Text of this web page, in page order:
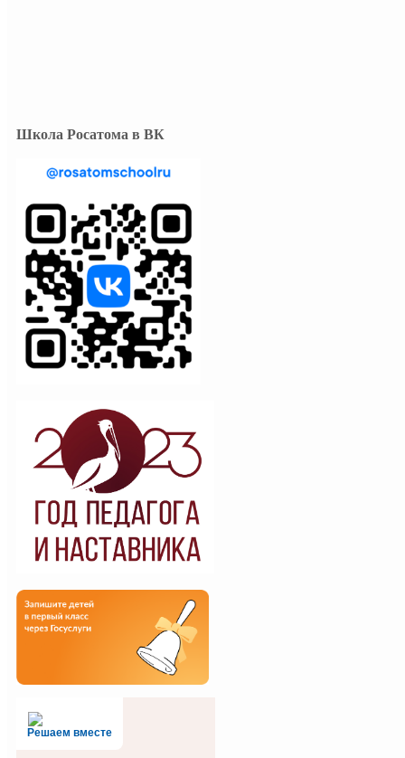
Школа Росатома в ВК
Решаем вместе